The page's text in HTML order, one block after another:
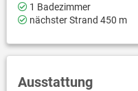
1 Badezimmer
nächster Strand 450 m
Ausstattung